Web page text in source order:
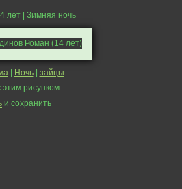
лет | Зимняя ночь
| Ночь| зайцы
рисунком:
и сохранить